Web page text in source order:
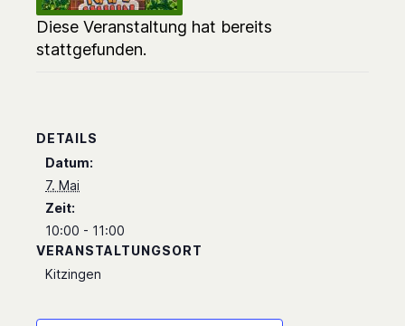
Diese Veranstaltung hat bereits
stattgefunden.
DETAILS
Datum:
7. Mai
Zeit:
10:00 - 11:00
VERANSTALTUNGSORT
Kitzingen